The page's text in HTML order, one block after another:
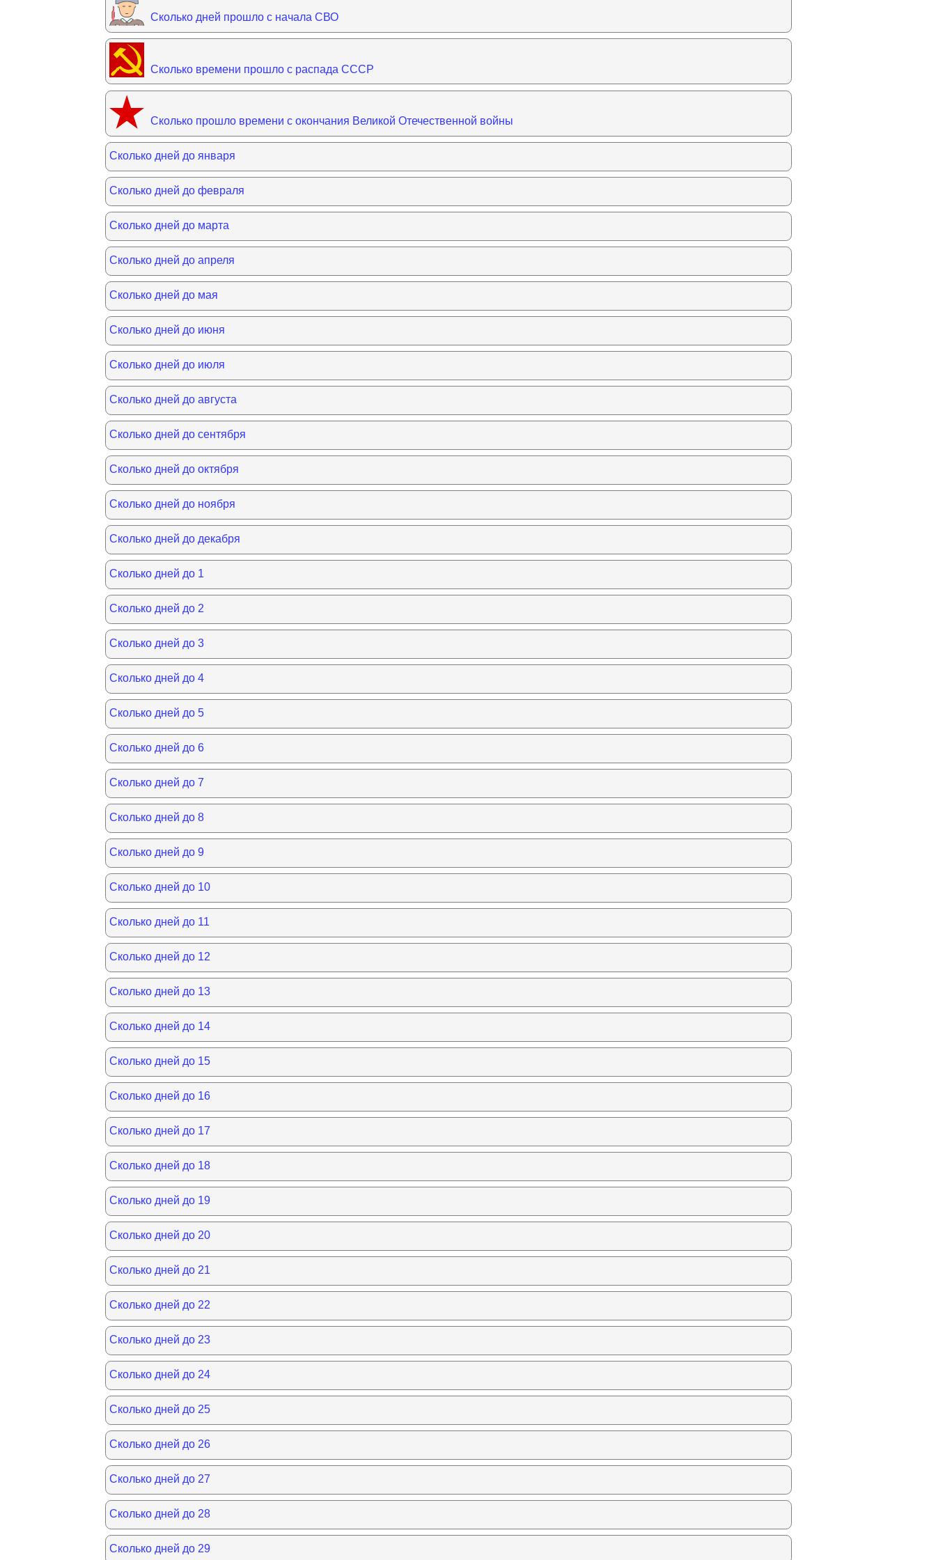
Сколько дней прошло с начала СВО
Сколько времени прошло с распада СССР
Сколько прошло времени с окончания Великой Отечественной войны
Сколько дней до января
Сколько дней до февраля
Сколько дней до марта
Сколько дней до апреля
Сколько дней до мая
Сколько дней до июня
Сколько дней до июля
Сколько дней до августа
Сколько дней до сентября
Сколько дней до октября
Сколько дней до ноября
Сколько дней до декабря
Сколько дней до 1
Сколько дней до 2
Сколько дней до 3
Сколько дней до 4
Сколько дней до 5
Сколько дней до 6
Сколько дней до 7
Сколько дней до 8
Сколько дней до 9
Сколько дней до 10
Сколько дней до 11
Сколько дней до 12
Сколько дней до 13
Сколько дней до 14
Сколько дней до 15
Сколько дней до 16
Сколько дней до 17
Сколько дней до 18
Сколько дней до 19
Сколько дней до 20
Сколько дней до 21
Сколько дней до 22
Сколько дней до 23
Сколько дней до 24
Сколько дней до 25
Сколько дней до 26
Сколько дней до 27
Сколько дней до 28
Сколько дней до 29